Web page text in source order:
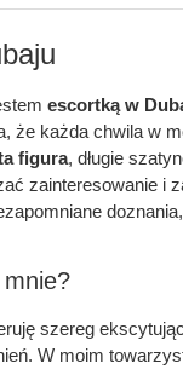
escortką w
że każda chwila w
figura, długie
zainteresowanie i
szereg
W moim